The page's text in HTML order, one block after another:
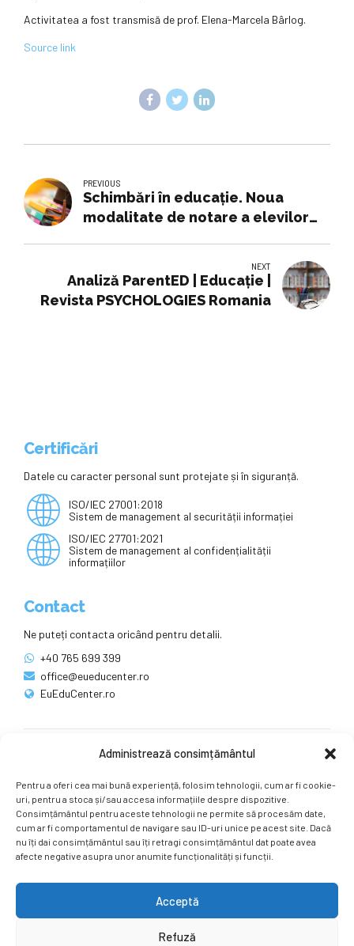
Administrează consimțământul
Pentru a oferi cea mai bună experiență, folosim tehnologii, cum ar fi cookie-
uri, pentru a stoca și/sau accesa informațiile despre dispozitive.
Consimțământul pentru aceste tehnologii ne permite să procesăm date,
cum ar fi comportamentul de navigare sau ID-uri unice pe acest site. Dacă
nu îți dai consimțământul sau îți retragi consimțământul dat poate avea
afecte negative asupra unor anumite funcționalități și funcții.
Acceptă
Refuză
Activitatea a fost transmisă de prof. Elena-Marcela Bârlog.
Source link
PREVIOUS
Schimbări în educație. Noua
modalitate de notare a elevilor
simpli executanți”
NEXT
Analiză ParentED | Educaţie |
Revista PSYCHOLOGIES Romania
Certificări
Datele cu caracter personal sunt protejate și în siguranță.
ISO/IEC 27001:2018
Sistem de management al securității informației
ISO/IEC 27701:2021
Sistem de management al confidențialității
informațiilor
Contact
Ne puteți contacta oricând pentru detalii.
+40 765 699 399
office@eueducenter.ro
EuEduCenter.ro
Ne puteți găsi și pe rețelele sociale.